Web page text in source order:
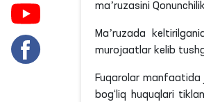
maʼruzasini
Maʼruzada
murojaatlar kelib
Fuqarolar manfaatida
bog‘liq huquqlari